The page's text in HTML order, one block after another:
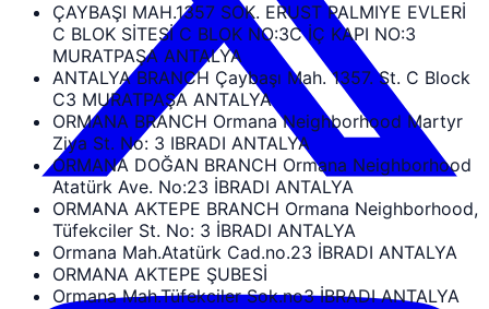
ÇAYBAŞI MAH.1357 SOK. ERUST PALMIYE EVLERİ
C BLOK SİTESİ C BLOK NO:3C İÇ KAPI NO:3
MURATPAŞA ANTALYA
ANTALYA BRANCH Çaybaşı Mah. 1357. St. C Block
C3 MURATPAŞA ANTALYA
ORMANA BRANCH Ormana Neighborhood Martyr
Ziya St. No: 3 IBRADI ANTALYA
ORMANA DOĞAN BRANCH Ormana Neighborhood
Atatürk Ave. No:23 İBRADI ANTALYA
ORMANA AKTEPE BRANCH Ormana Neighborhood,
Tüfekciler St. No: 3 İBRADI ANTALYA
Ormana Mah.Atatürk Cad.no.23 İBRADI ANTALYA
ORMANA AKTEPE ŞUBESİ
Ormana Mah.Tüfekciler Sok.no3 İBRADI ANTALYA